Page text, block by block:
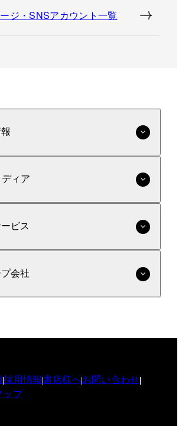
ジ・SNSアカウント一覧
ィア
ビス
会社
採用情報書店様へお問い合わせ
ップ